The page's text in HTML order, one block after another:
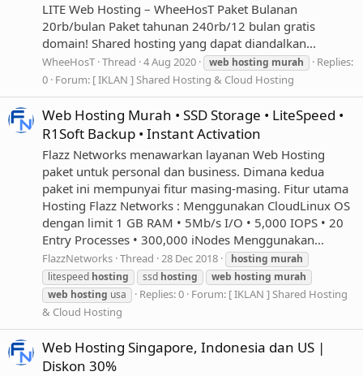
LITE Web Hosting – WheeHosT Paket Bulanan
20rb/bulan Paket tahunan 240rb/12 bulan gratis
domain! Shared hosting yang dapat diandalkan...
WheeHosT Thread 4 Aug 2020 web hosting murah
Replies:
0 Forum: [ IKLAN ] Shared Hosting & Cloud Hosting
Web Hosting Murah • SSD Storage • LiteSpeed •
R1Soft Backup • Instant Activation
Flazz Networks menawarkan layanan Web Hosting
paket untuk personal dan business. Dimana kedua
paket ini mempunyai fitur masing-masing. Fitur utama
Hosting Flazz Networks : Menggunakan CloudLinux OS
dengan limit 1 GB RAM • 5Mb/s I/O • 5,000 IOPS • 20
Entry Processes • 300,000 iNodes Menggunakan...
FlazzNetworks Thread 28 Dec 2018 hosting murah
litespeed hosting ssd hosting web hosting murah
web hosting usa Replies: 0 Forum: [ IKLAN ] Shared Hosting
& Cloud Hosting
Web Hosting Singapore, Indonesia dan US |
Diskon 30%